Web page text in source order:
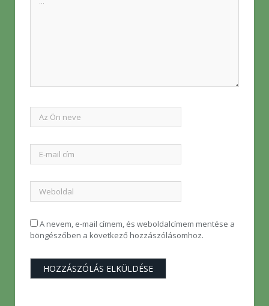
A nevem, e-mail címem, és weboldalcímem mentése a
böngészőben a következő hozzászólásomhoz.